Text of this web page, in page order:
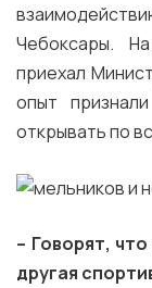
Чебоксары.
приехал
опыт
открывать по
– Говорят,
другая